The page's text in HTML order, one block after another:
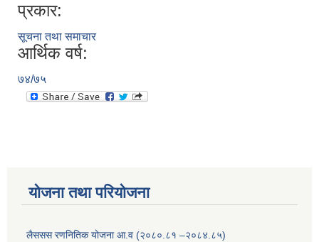
प्रकार:
सूचना तथा समाचार
आर्थिक वर्ष:
७४/७५
योजना तथा परियोजना
लैससस रणनितिक योजना आ.व (२०८०.८१ –२०८४.८५)